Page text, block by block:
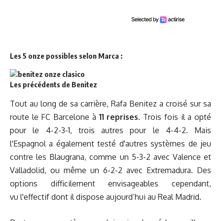
Les 5 onze possibles selon Marca :
Les précédents de Benitez
Tout au long de sa carrière, Rafa Benitez a croisé sur sa
route le FC Barcelone à 11 reprises. Trois fois il a opté
pour le 4-2-3-1, trois autres pour le 4-4-2. Mais
l'Espagnol a également testé d'autres systèmes de jeu
contre les Blaugrana, comme un 5-3-2 avec Valence et
Valladolid, ou même un 6-2-2 avec Extremadura. Des
options difficilement envisageables cependant,
vu l'effectif dont il dispose aujourd’hui au Real Madrid.